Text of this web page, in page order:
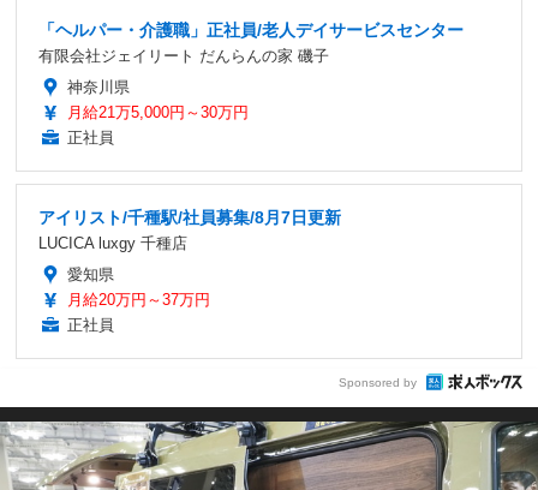
「ヘルパー・介護職」正社員/老人デイサービスセンター
有限会社ジェイリート だんらんの家 磯子
神奈川県
月給21万5,000円～30万円
正社員
アイリスト/千種駅/社員募集/8月7日更新
LUCICA luxgy 千種店
愛知県
月給20万円～37万円
正社員
Sponsored by